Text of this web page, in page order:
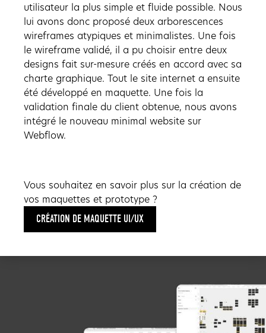
utilisateur la plus simple et fluide possible. Nous
lui avons donc proposé deux arborescences
wireframes atypiques et minimalistes. Une fois
le wireframe validé, il a pu choisir entre deux
designs fait sur-mesure créés en accord avec sa
charte graphique. Tout le site internet a ensuite
été développé en maquette. Une fois la
validation finale du client obtenue, nous avons
intégré le nouveau minimal website sur
Webflow.
Vous souhaitez en savoir plus sur la création de
vos maquettes et prototype ?
CRÉATION DE MAQUETTE UI/UX